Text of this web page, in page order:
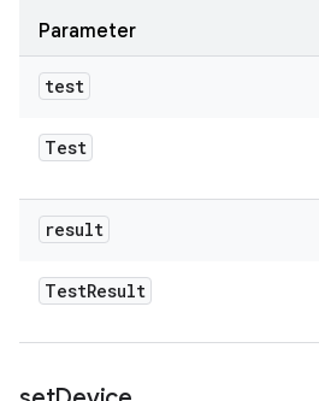
Parameter
test
Test
result
TestResult